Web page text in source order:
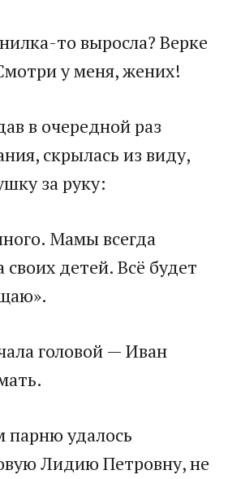
то выросла? Верке
у меня, жених!​
в очередной раз
скрылась из виду,
за руку:​
Мамы всегда
детей. Всё будет
головой — Иван
парню удалось
Лидию Петровну, не